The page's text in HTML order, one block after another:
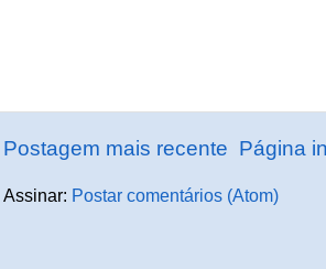
Postagem mais recente Página
Assinar: Postar comentários (Atom)